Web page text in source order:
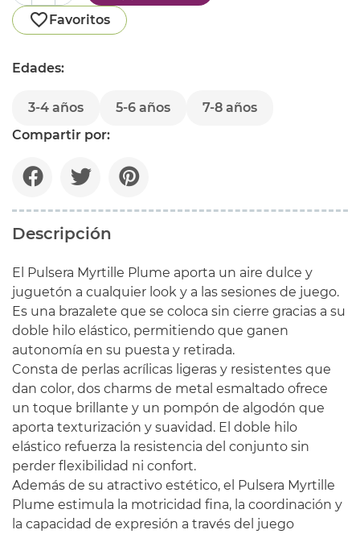
Favoritos
Edades:
3-4 años 5-6 años
7-8 años
Compartir por:
Descripción
El Pulsera Myrtille Plume aporta un aire dulce y
juguetón a cualquier look y a las sesiones de juego.
Es una brazalete que se coloca sin cierre gracias a su
doble hilo elástico, permitiendo que ganen
autonomía en su puesta y retirada.
Consta de perlas acrílicas ligeras y resistentes que
dan color, dos charms de metal esmaltado ofrece
un toque brillante y un pompón de algodón que
aporta texturización y suavidad. El doble hilo
elástico refuerza la resistencia del conjunto sin
perder flexibilidad ni confort.
Además de su atractivo estético, el Pulsera Myrtille
Plume estimula la motricidad fina, la coordinación y
la capacidad de expresión a través del juego